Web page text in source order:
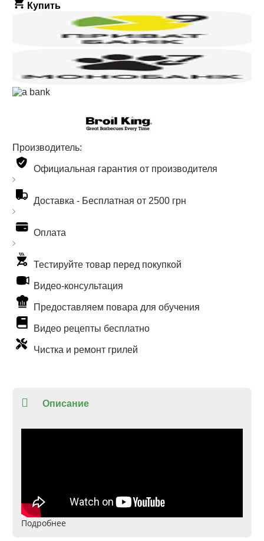
Купить
Производитель:
Официальная гарантия от производителя
Доставка - Бесплатная от 2500 грн
Оплата
Тестируйте товар перед покупкой
Видео-консультация
Предоставляем повара для обучения
Видео рецепты бесплатно
Чистка и ремонт грилей
Описание
Выполнено из
Подробнее